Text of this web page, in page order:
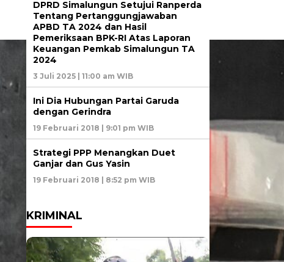
DPRD Simalungun Setujui Ranperda
Tentang Pertanggungjawaban
APBD TA 2024 dan Hasil
Pemeriksaan BPK-RI Atas Laporan
Keuangan Pemkab Simalungun TA
2024
3 Juli 2025 | 11:00 am WIB
Ini Dia Hubungan Partai Garuda
dengan Gerindra
19 Februari 2018 | 9:01 pm WIB
Strategi PPP Menangkan Duet
Ganjar dan Gus Yasin
19 Februari 2018 | 8:52 pm WIB
KRIMINAL